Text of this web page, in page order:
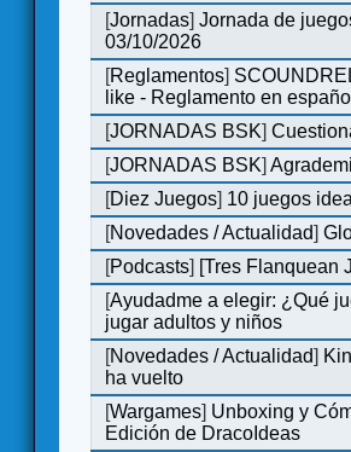
[Jornadas]Jornada de
03/10/2026
[Reglamentos]
like - Reglamento en español
[JORNADAS BSK]
[JORNADAS BSK]
[Diez Juegos] 10 juegos
[Novedades / Actualidad]
[Podcasts] [Tres Flanquean
[Ayudadme a elegir: ¿Qué
jugar adultos y niños
[Novedades / Actualidad]
ha vuelto
[Wargames] Unboxing y
Edición de DracoIdeas